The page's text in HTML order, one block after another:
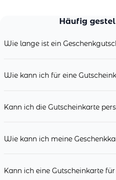
Häufig
Wie lange ist ein
Wie kann ich für eine
Kann ich die Gutscheinkarte
Wie kann ich meine
Kann ich eine Gutscheinkarte